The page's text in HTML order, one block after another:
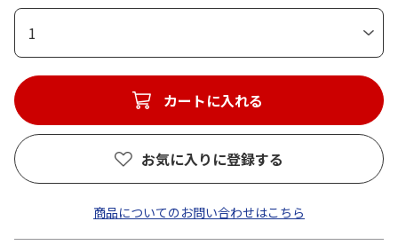
1
カートに入れる
お気に入りに登録する
商品についてのお問い合わせはこちら